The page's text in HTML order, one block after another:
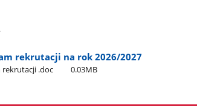
rekrutacji na rok 2026/2027
.doc 0.03MB